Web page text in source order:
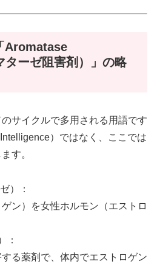
Aromatase
ーゼ阻害剤）」の略
サイクルで多用される用語です
）ではなく、ここでは
す。
）：
ン）を女性ホルモン（エストロ
：
る薬剤で、体内でエストロゲン